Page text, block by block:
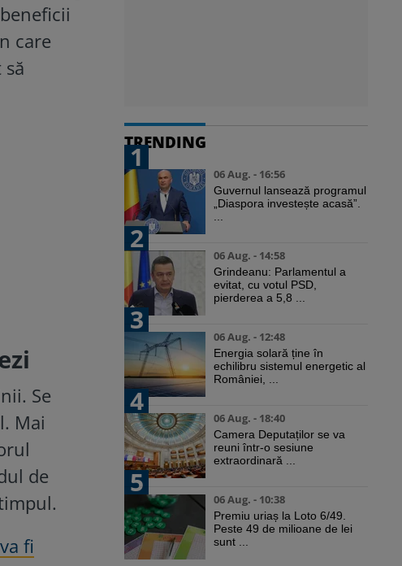
care
Se
Mai
de
fi
TRENDING
1
06 Aug. - 16:56
Guvernul lansează programul
„Diaspora investește acasă”.
2
06 Aug. - 14:58
Grindeanu: Parlamentul a
evitat, cu votul PSD,
pierderea a 5,8 ...
3
06 Aug. - 12:48
Energia solară ține în
echilibru sistemul energetic al
României, ...
4
06 Aug. - 18:40
Camera Deputaților se va
reuni într-o sesiune
extraordinară ...
5
06 Aug. - 10:38
Premiu uriaș la Loto 6/49.
Peste 49 de milioane de lei
sunt ...